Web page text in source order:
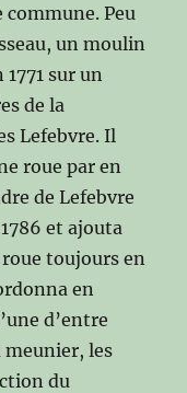
Peu
un moulin
sur un
de la
Lefebvre. Il
roue par en
de Lefebvre
et ajouta
toujours en
en
d’entre
meunier, les
du